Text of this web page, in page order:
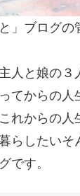
と」ブログ
人と娘の３
てからの人
れからの人
らしたいそ
です。